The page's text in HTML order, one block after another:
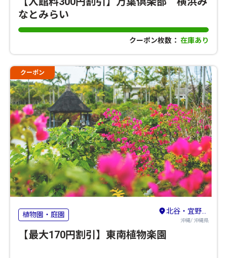
なとみらい
クーポン枚数： 在庫あり
クーポン
植物園・庭園 北谷・宜野湾・沖縄（コザ）
沖縄/ 沖縄県
【最大170円割引】東南植物楽園